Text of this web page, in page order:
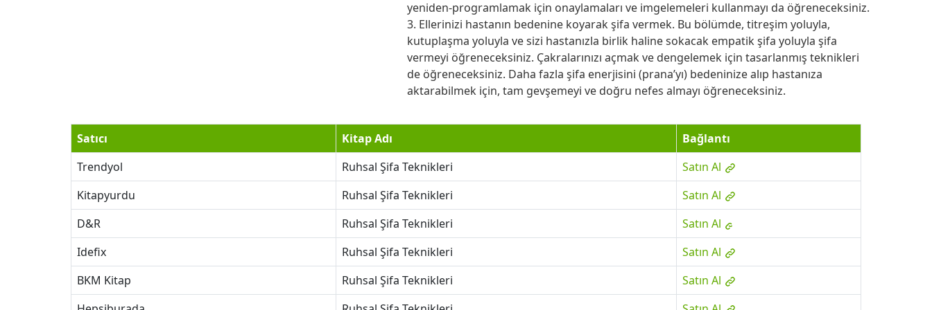
yeniden-programlamak için onaylamaları ve imgelemeleri kullanmayı da öğreneceksiniz.
3. Ellerinizi hastanın bedenine koyarak şifa vermek. Bu bölümde, titreşim yoluyla,
kutuplaşma yoluyla ve sizi hastanızla birlik haline sokacak empatik şifa yoluyla şifa
vermeyi öğreneceksiniz. Çakralarınızı açmak ve dengelemek için tasarlanmış teknikleri
de öğreneceksiniz. Daha fazla şifa enerjisini (prana’yı) bedeninize alıp hastanıza
aktarabilmek için, tam gevşemeyi ve doğru nefes almayı öğreneceksiniz.
Satıcı Kitap Adı
Bağlantı
Trendyol
Ruhsal Şifa Teknikleri
Satın Al
Kitapyurdu
Ruhsal Şifa Teknikleri
Satın Al
D&R
Ruhsal Şifa Teknikleri
Satın Al
Idefix
Ruhsal Şifa Teknikleri
Satın Al
BKM Kitap
Ruhsal Şifa Teknikleri
Satın Al